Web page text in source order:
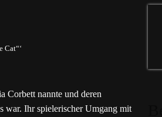
Cat“‘
Corbett nannte und deren
war. Ihr spielerischer Umgang mit